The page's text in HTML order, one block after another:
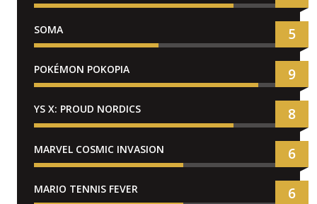
SOMA 5
POKÉMON POKOPIA 9
YS X: PROUD NORDICS 8
MARVEL COSMIC INVASION 6
MARIO TENNIS FEVER 6